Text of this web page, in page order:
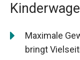
Maximale
bringt